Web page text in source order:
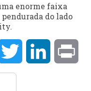
enorme faixa
pendurada do lado
Twitter LinkedIn